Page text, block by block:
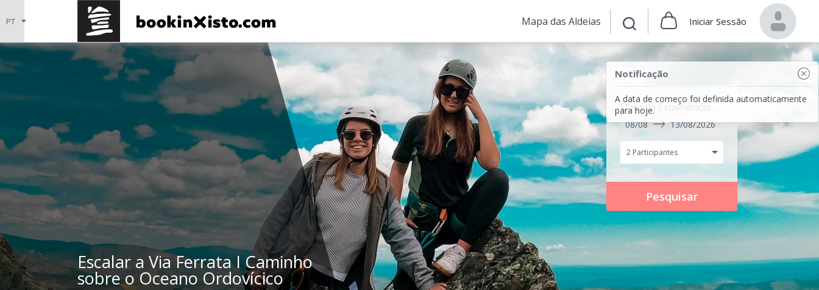
Mapa das Aldeias Iniciar Sessão
Notificação
A data de começo foi definida automaticamente
para hoje.
Data da Experiência
08/08 13/08/2026
Escalar a Via Ferrata I Caminho
sobre o Oceano Ordovícico